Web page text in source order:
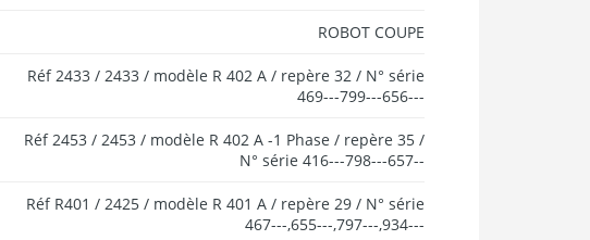
ROBOT COUPE
Réf 2433 / 2433 / modèle R 402 A / repère 32 / N° série
469---799---656---
Réf 2453 / 2453 / modèle R 402 A -1 Phase / repère 35 /
N° série 416---798---657--
Réf R401 / 2425 / modèle R 401 A / repère 29 / N° série
467---,655---,797---,934---